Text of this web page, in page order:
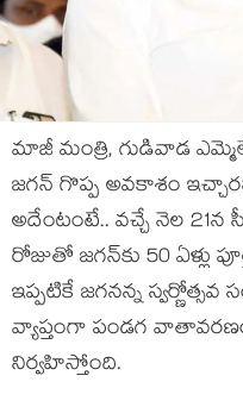
మాజీ మంత్రి, గుడివాడ
జ‌గ‌న్ గొప్ప అవ‌కాశం
అదేంటంటే.. వ‌చ్చే నెల 21న
రోజుతో జ‌గ‌న్‌కు 50 ఏళ్లు
ఇప్ప‌టికే జ‌గ‌న‌న్న స్వ‌ర్ణోత్సవ
వ్యాప్తంగా పండ‌గ
నిర్వ‌హిస్తోంది.